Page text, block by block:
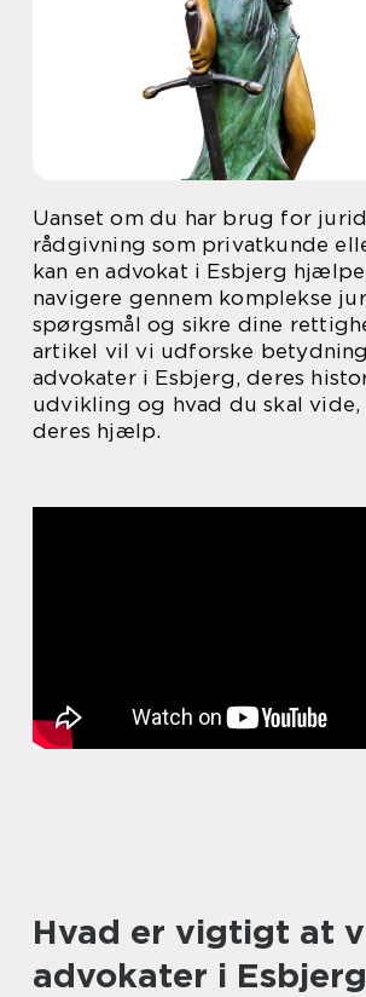
Uanset om du har brug for
rådgivning som privatkunde
kan en advokat i Esbjerg
navigere gennem komplekse
spørgsmål og sikre dine
artikel vil vi udforske
advokater i Esbjerg, deres
udvikling og hvad du skal vide,
deres hjælp.
Hvad er vigtigt at
advokater i